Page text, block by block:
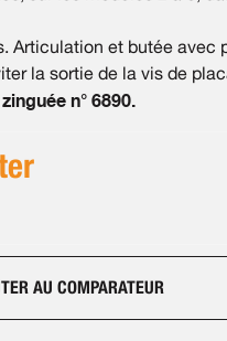
Articulation et butée avec
la sortie de la vis de
n° 6890.
AU COMPARATEUR